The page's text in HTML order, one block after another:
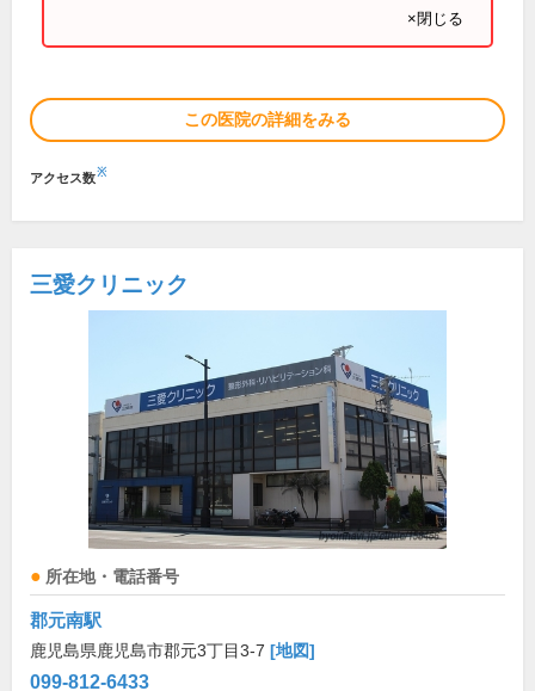
×閉じる
この医院の詳細をみる
アクセス数※
三愛クリニック
所在地・電話番号
郡元南駅
鹿児島県鹿児島市郡元3丁目3-7 [地図]
099-812-6433